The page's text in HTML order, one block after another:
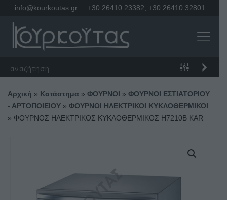
info@kourkoutas.gr +30 26410 23382 +30 26410 32801
Αρχική » Κατάστημα » ΦΟΥΡΝΟΙ » ΦΟΥΡΝΟΙ ΕΣΤΙΑΤΟΡΙΟΥ
- ΑΡΤΟΠΟΙΕΙΟΥ » ΦΟΥΡΝΟΙ ΗΛΕΚΤΡΙΚΟΙ ΚΥΚΛΟΘΕΡΜΙΚΟΙ
» ΦΟΥΡΝΟΣ ΗΛΕΚΤΡΙΚΟΣ ΚΥΚΛΟΘΕΡΜΙΚΟΣ H7210B KAR